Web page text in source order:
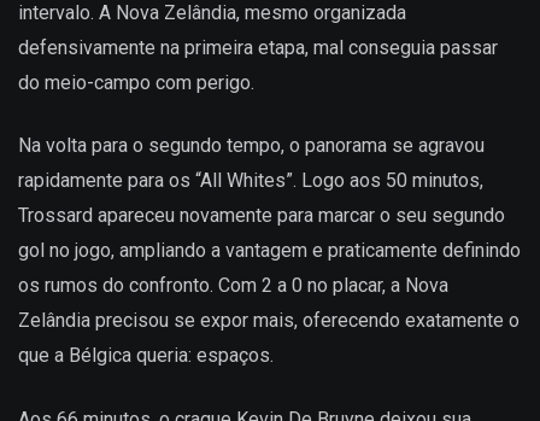
intervalo. A Nova Zelândia, mesmo organizada
defensivamente na primeira etapa, mal conseguia passar
do meio-campo com perigo.
Na volta para o segundo tempo, o panorama se agravou
rapidamente para os “All Whites”. Logo aos 50 minutos,
Trossard apareceu novamente para marcar o seu segundo
gol no jogo, ampliando a vantagem e praticamente definindo
os rumos do confronto. Com 2 a 0 no placar, a Nova
Zelândia precisou se expor mais, oferecendo exatamente o
que a Bélgica queria: espaços.